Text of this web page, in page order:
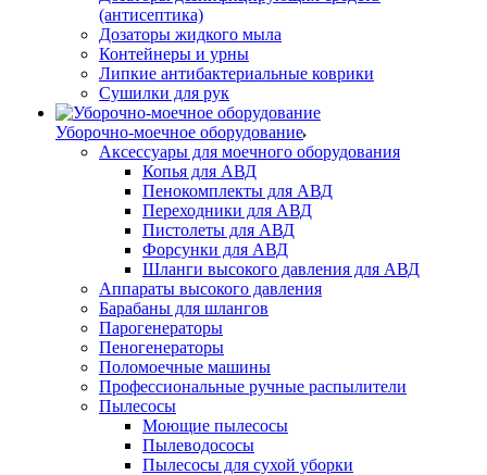
(антисептика)
Дозаторы жидкого мыла
Контейнеры и урны
Липкие антибактериальные коврики
Сушилки для рук
Уборочно-моечное оборудование
Аксессуары для моечного оборудования
Копья для АВД
Пенокомплекты для АВД
Переходники для АВД
Пистолеты для АВД
Форсунки для АВД
Шланги высокого давления для АВД
Аппараты высокого давления
Барабаны для шлангов
Парогенераторы
Пеногенераторы
Поломоечные машины
Профессиональные ручные распылители
Пылесосы
Моющие пылесосы
Пылеводососы
Пылесосы для сухой уборки